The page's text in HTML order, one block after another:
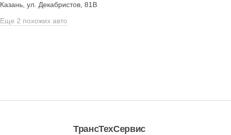
Казань, ул. Декабристов, 81В
Еще 2 похожих авто
ТрансТехСервис